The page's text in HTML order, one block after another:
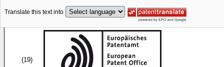
Translate this text into
(19)